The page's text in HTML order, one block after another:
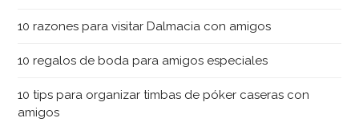
10 razones para visitar Dalmacia con amigos
10 regalos de boda para amigos especiales
10 tips para organizar timbas de póker caseras con
amigos